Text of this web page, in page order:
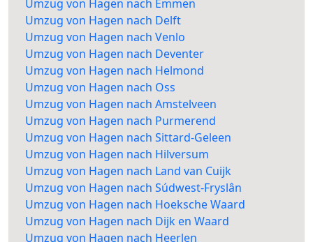
Umzug von Hagen nach Emmen
Umzug von Hagen nach Delft
Umzug von Hagen nach Venlo
Umzug von Hagen nach Deventer
Umzug von Hagen nach Helmond
Umzug von Hagen nach Oss
Umzug von Hagen nach Amstelveen
Umzug von Hagen nach Purmerend
Umzug von Hagen nach Sittard-Geleen
Umzug von Hagen nach Hilversum
Umzug von Hagen nach Land van Cuijk
Umzug von Hagen nach Súdwest-Fryslân
Umzug von Hagen nach Hoeksche Waard
Umzug von Hagen nach Dijk en Waard
Umzug von Hagen nach Heerlen